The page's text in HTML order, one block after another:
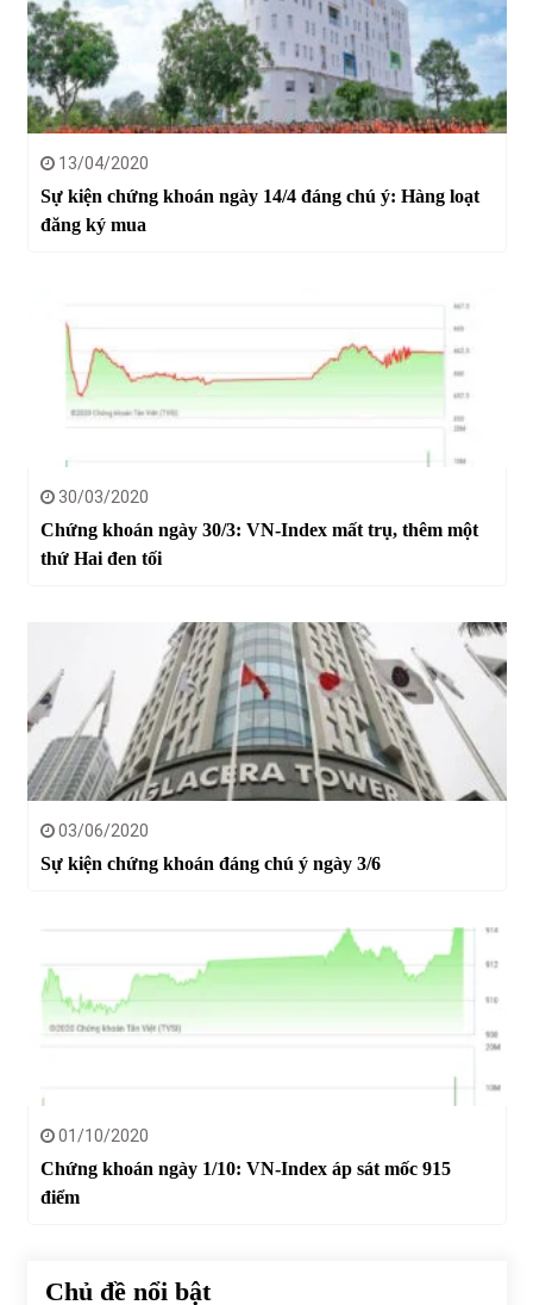
13/04/2020
Sự kiện chứng khoán ngày 14/4 đáng chú ý: Hàng loạt
đăng ký mua
30/03/2020
Chứng khoán ngày 30/3: VN-Index mất trụ, thêm một
thứ Hai đen tối
03/06/2020
Sự kiện chứng khoán đáng chú ý ngày 3/6
01/10/2020
Chứng khoán ngày 1/10: VN-Index áp sát mốc 915
điểm
Chủ đề nổi bật